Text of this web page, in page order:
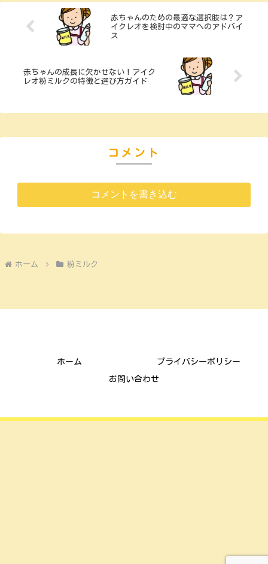
赤ちゃんのための最適な選択肢は？ア
イクレオを検討中のママへのアドバイ
ス
赤ちゃんの成長に欠かせない！アイク
レオ粉ミルクの特徴と選び方ガイド
コメント
コメントを書き込む
ホーム 粉ミルク
ホーム プライバシーポリシー
お問い合わせ